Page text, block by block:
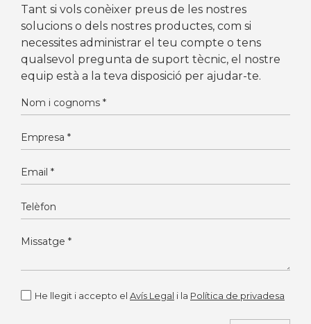
Tant si vols conèixer preus de les nostres
solucions o dels nostres productes, com si
necessites administrar el teu compte o tens
qualsevol pregunta de suport tècnic, el nostre
equip està a la teva disposició per ajudar-te.
He llegit i accepto el Avís Legal i la Política de privadesa